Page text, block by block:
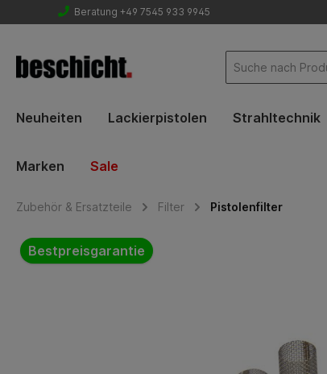
Beratung +49 7545 933 9945
Neuheiten Lackierpistolen Strahltechnik
Marken Sale
Zubehör & Ersatzteile Filter Pistolenfilter
Bildergalerie überspringen
Bestpreisgarantie